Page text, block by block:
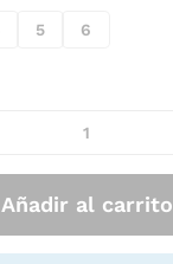
5 6
Añadir al carrito